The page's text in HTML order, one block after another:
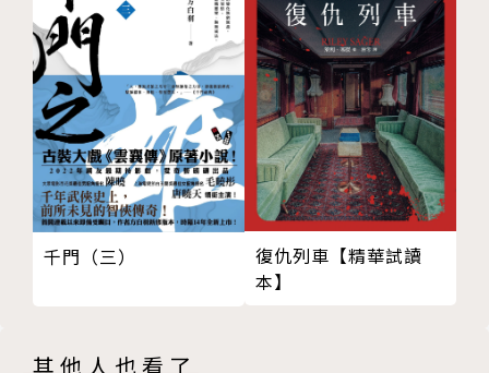
熱情，並且持續創作至今。2003年〈霧影莊殺人事
件〉獲第一屆人狼城推理文學獎（現台灣推理作家協會
徵文獎）佳作（首獎從缺）；2004年〈羽球場的亡
靈〉獲第二屆人狼城推理文學獎首獎，曾改編成40分
鐘短片，並獲得無名小站短片徵選評審推薦獎；2005
年出版第一本書《霧影莊殺人事件》（收錄兩篇得獎作
品），〈羽球場的亡靈〉亦於2014年獲世界權威雜誌
《艾勒里‧昆恩推理雜誌》（EQMM）刊登肯定。
林斯諺將哲學融入推理創作之中，他筆下的年輕偵探林
帶領讀者一步步解開謎團核心。
千門（三）
復仇列車【精華試讀
本】
其他人也看了